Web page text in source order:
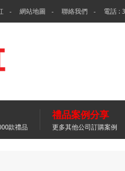
網站地圖 聯絡我們 電話 :
款禮品
禮品案例分享
更多其他公司訂購案例